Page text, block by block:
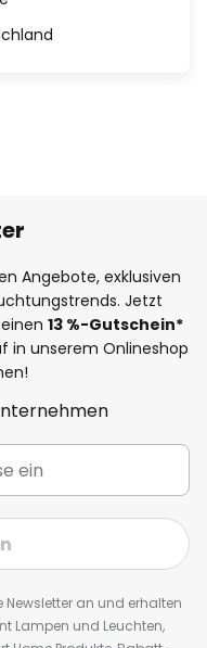
Angebote, exklusiven
Jetzt
13 %-Gutschein*
in unserem Onlineshop
Newsletter an und erhalten
Lampen und Leuchten,